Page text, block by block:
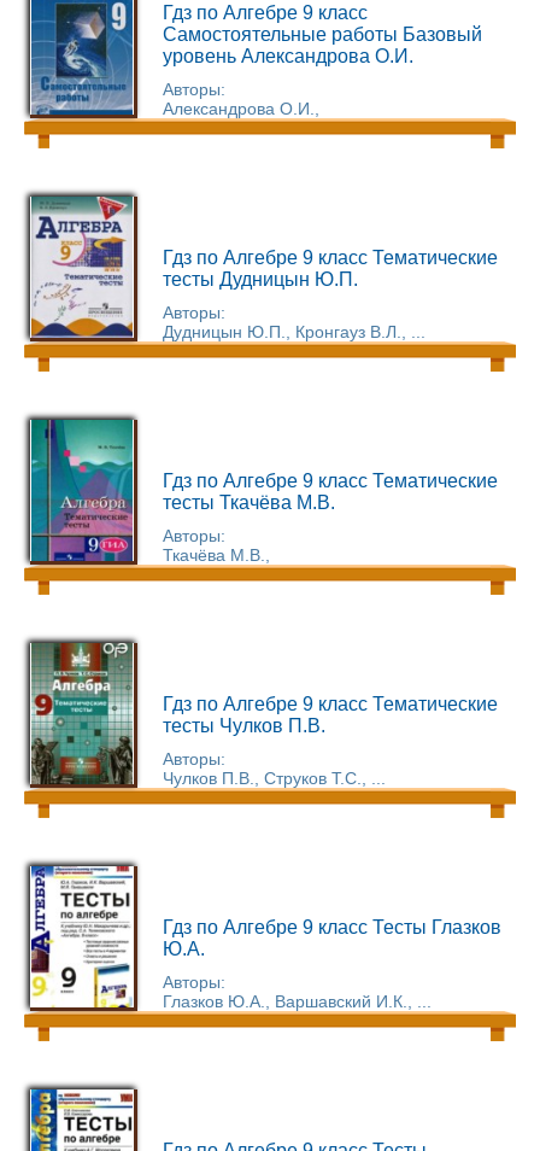
Гдз по Алгебре 9 класс
Самостоятельные работы Базовый
уровень Александрова О.И.
Авторы:
Александрова О.И.,
Гдз по Алгебре 9 класс Тематические
тесты Дудницын Ю.П.
Авторы:
Дудницын Ю.П., Кронгауз В.Л., ...
Гдз по Алгебре 9 класс Тематические
тесты Ткачёва М.В.
Авторы:
Ткачёва М.В.,
Гдз по Алгебре 9 класс Тематические
тесты Чулков П.В.
Авторы:
Чулков П.В., Струков Т.С., ...
Гдз по Алгебре 9 класс Тесты Глазков
Ю.А.
Авторы:
Глазков Ю.А., Варшавский И.К., ...